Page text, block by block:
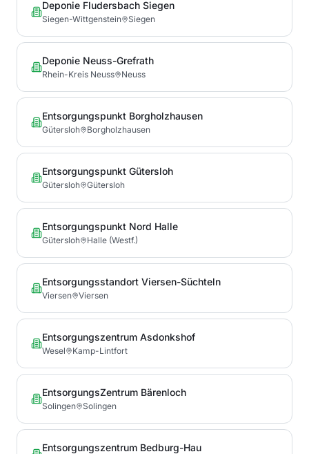
Deponie Fludersbach Siegen
Siegen-Wittgenstein Siegen
Deponie Neuss-Grefrath
Rhein-Kreis Neuss Neuss
Entsorgungspunkt Borgholzhausen
Gütersloh Borgholzhausen
Entsorgungspunkt Gütersloh
Gütersloh Gütersloh
Entsorgungspunkt Nord Halle
Gütersloh Halle (Westf.)
Entsorgungsstandort Viersen-Süchteln
Viersen Viersen
Entsorgungszentrum Asdonkshof
Wesel Kamp-Lintfort
EntsorgungsZentrum Bärenloch
Solingen Solingen
Entsorgungszentrum Bedburg-Hau